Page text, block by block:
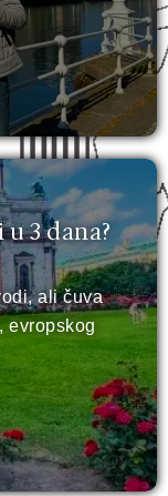
3 dana?
ali čuva
evropskog